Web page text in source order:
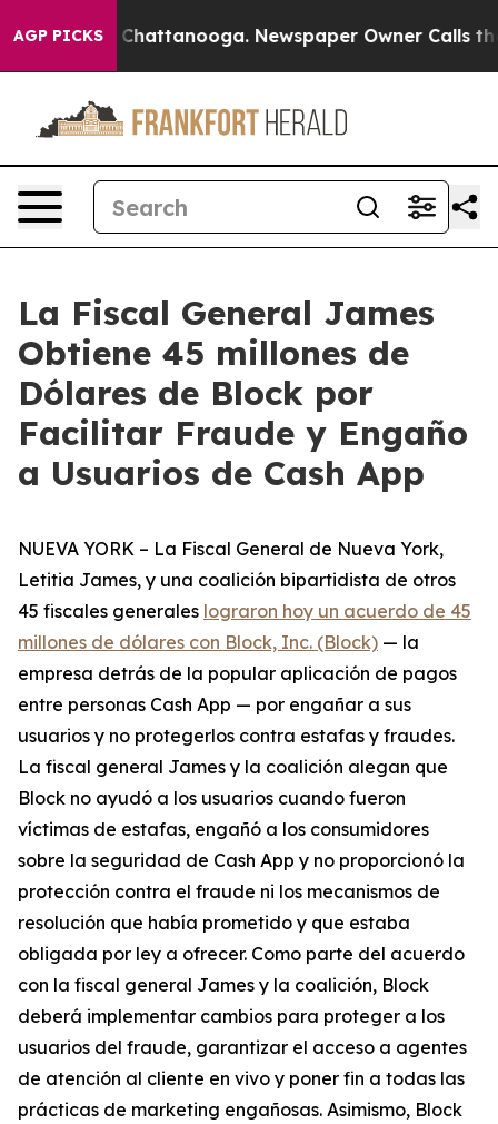
AGP PICKS
in Chattanooga. Newspaper Owner Calls the
La Fiscal General James
Obtiene 45 millones de
Dólares de Block por
Facilitar Fraude y Engaño
a Usuarios de Cash App
NUEVA YORK – La Fiscal General de Nueva York,
Letitia James, y una coalición bipartidista de otros
45 fiscales generales lograron hoy un acuerdo de 45
millones de dólares con Block, Inc. (Block) — la
empresa detrás de la popular aplicación de pagos
entre personas Cash App — por engañar a sus
usuarios y no protegerlos contra estafas y fraudes.
La fiscal general James y la coalición alegan que
Block no ayudó a los usuarios cuando fueron
víctimas de estafas, engañó a los consumidores
sobre la seguridad de Cash App y no proporcionó la
protección contra el fraude ni los mecanismos de
resolución que había prometido y que estaba
obligada por ley a ofrecer. Como parte del acuerdo
con la fiscal general James y la coalición, Block
deberá implementar cambios para proteger a los
usuarios del fraude, garantizar el acceso a agentes
de atención al cliente en vivo y poner fin a todas las
prácticas de marketing engañosas. Asimismo, Block